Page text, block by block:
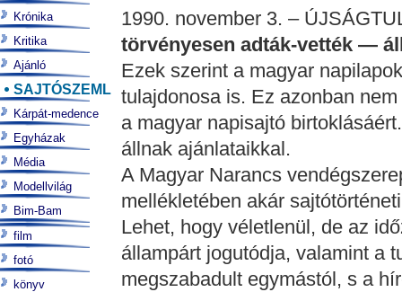
1990. november 3. –
törvényesen adták-vették —
Ezek szerint a magyar
tulajdonosa is. Ez azonban
a magyar napisajtó
állnak ajánlataikkal.
A Magyar Narancs
mellékletében akár
Lehet, hogy véletlenül, de az
állampárt jogutódja, valamint a
megszabadult egymástól, s a
Krónika
Kritika
Ajánló
SAJTÓSZEMLE
Kárpát-medence
Egyházak
Média
Modellvilág
Bim-Bam
film
fotó
könyv